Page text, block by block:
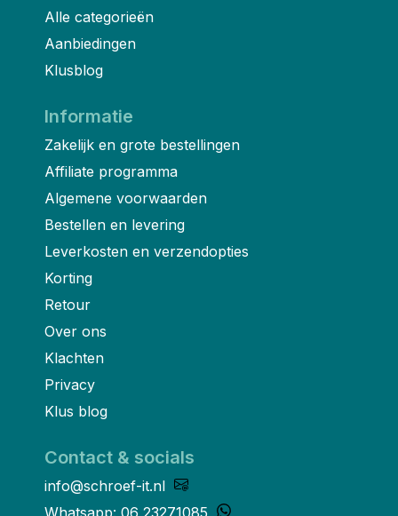
Alle categorieën
Aanbiedingen
Klusblog
Informatie
Zakelijk en grote bestellingen
Affiliate programma
Algemene voorwaarden
Bestellen en levering
Leverkosten en verzendopties
Korting
Retour
Over ons
Klachten
Privacy
Klus blog
Contact & socials
info@schroef-it.nl
Whatsapp: 06 23271085